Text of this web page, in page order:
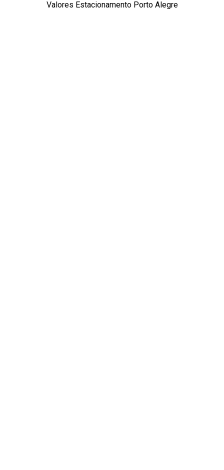
Valores Estacionamento Porto Alegre